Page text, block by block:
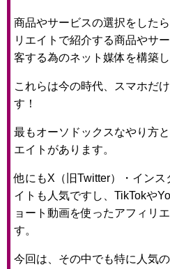
商品やサービスの選択をした
リエイトで紹介する商品やサ
客する為のネット媒体を構築し
これらは今の時代、スマホだ
す！
最もオーソドックスなやり方
エイトがあります。
他にもX（旧Twitter）・イン
イトも人気ですし、TikTokや
ョート動画を使ったアフィリ
す。
今回は、その中でも特に人気